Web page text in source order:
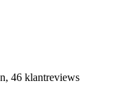
46 klantreviews